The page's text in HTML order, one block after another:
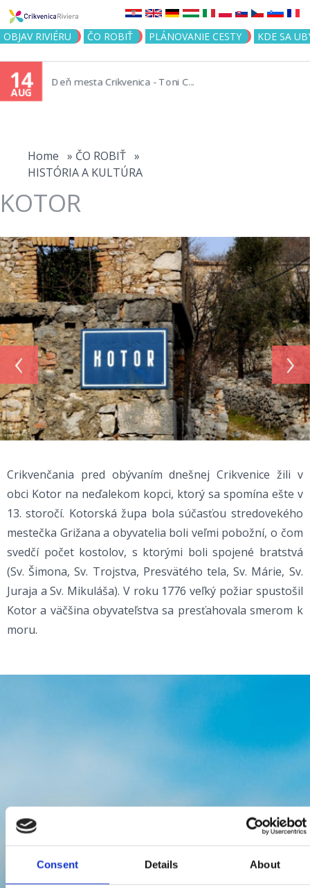
Consent Details About
Jump to navigation
OBJAV RIVIÉRU ČO ROBIŤ PLÁNOVANIE CESTY KDE SA
14
AUG
Deň mesta Crikvenica - Toni C...
Home » ČO ROBIŤ »
HISTÓRIA A KULTÚRA
KOTOR
‹ ›
Crikvenčania pred obývaním dnešnej Crikvenice žili v
obci Kotor na neďalekom kopci, ktorý sa spomína ešte v
13. storočí. Kotorská župa bola súčasťou stredovekého
mestečka Grižana a obyvatelia boli veľmi pobožní, o čom
svedčí počet kostolov, s ktorými boli spojené bratstvá
(Sv. Šimona, Sv. Trojstva, Presvätého tela, Sv. Márie, Sv.
Juraja a Sv. Mikuláša). V roku 1776 veľký požiar spustošil
Kotor a väčšina obyvateľstva sa presťahovala smerom k
moru.